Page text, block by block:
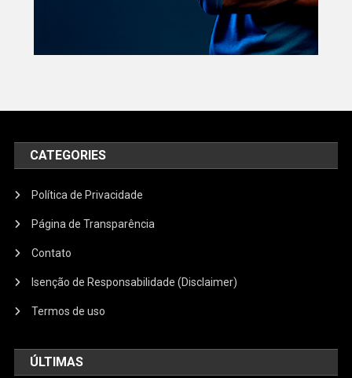
CATEGORIES
Política de Privacidade
Página de Transparência
Contato
Isenção de Responsabilidade (Disclaimer)
Termos de uso
ÚLTIMAS